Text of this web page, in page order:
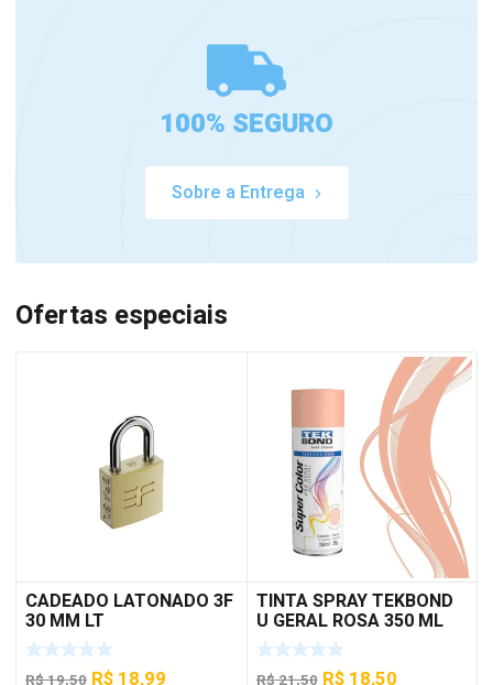
100% SEGURO
Sobre a Entrega
Ofertas especiais
CADEADO LATONADO 3F
30 MM LT
O
R$ 18,99
TINTA SPRAY TEKBOND
U GERAL ROSA 350 ML
O
R$18,50O